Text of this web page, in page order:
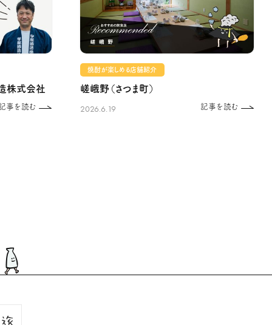
株式会社
事を読む
焼酎が楽しめる店舗紹介
嵯峨野（さつま町）
2026.6.19 記事を読む